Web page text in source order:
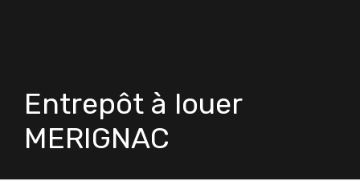
Entrepôt à louer
MERIGNAC